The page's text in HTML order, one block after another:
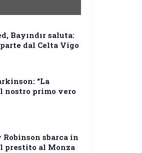
Bayındır saluta:
dal Celta Vigo
“La
nostro primo vero
sbarca in
prestito al Monza